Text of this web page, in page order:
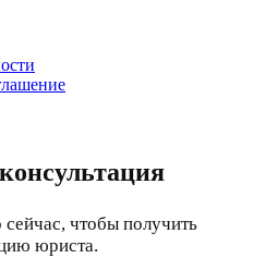
сейчас, чтобы получить
юриста.